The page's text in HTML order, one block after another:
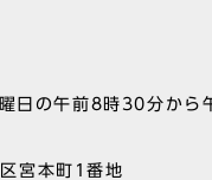
日の午前8時30分か
宮本町1番地